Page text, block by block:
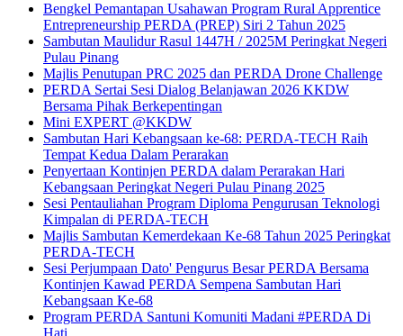
Bengkel Pemantapan Usahawan Program Rural Apprentice
Entrepreneurship PERDA (PREP) Siri 2 Tahun 2025
Sambutan Maulidur Rasul 1447H / 2025M Peringkat Negeri
Pulau Pinang
Majlis Penutupan PRC 2025 dan PERDA Drone Challenge
PERDA Sertai Sesi Dialog Belanjawan 2026 KKDW
Bersama Pihak Berkepentingan
Mini EXPERT @KKDW
Sambutan Hari Kebangsaan ke-68: PERDA-TECH Raih
Tempat Kedua Dalam Perarakan
Penyertaan Kontinjen PERDA dalam Perarakan Hari
Kebangsaan Peringkat Negeri Pulau Pinang 2025
Sesi Pentauliahan Program Diploma Pengurusan Teknologi
Kimpalan di PERDA-TECH
Majlis Sambutan Kemerdekaan Ke-68 Tahun 2025 Peringkat
PERDA-TECH
Sesi Perjumpaan Dato' Pengurus Besar PERDA Bersama
Kontinjen Kawad PERDA Sempena Sambutan Hari
Kebangsaan Ke-68
Program PERDA Santuni Komuniti Madani #PERDA Di